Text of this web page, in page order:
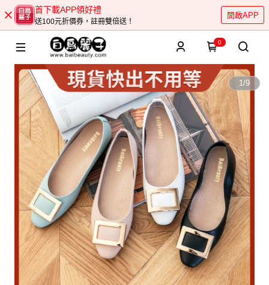
首下載APP領好禮
送100元折價券，註冊雙倍送！
開啟APP
0
1/9